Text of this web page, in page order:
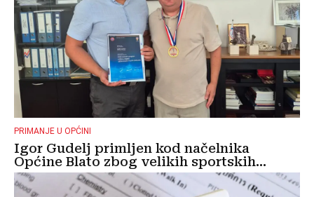
PRIMANJE U OPĆINI
Igor Gudelj primljen kod načelnika
Općine Blato zbog velikih sportskih...